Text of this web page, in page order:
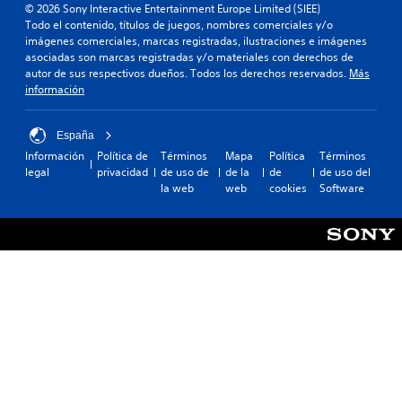
© 2026 Sony Interactive Entertainment Europe Limited (SIEE)
Todo el contenido, títulos de juegos, nombres comerciales y/o
imágenes comerciales, marcas registradas, ilustraciones e imágenes
asociadas son marcas registradas y/o materiales con derechos de
autor de sus respectivos dueños. Todos los derechos reservados. Más
información
España
Información
legal
Política de
privacidad
Términos
de uso de
la web
Mapa
de la
web
Política
de
cookies
Términos
de uso del
Software